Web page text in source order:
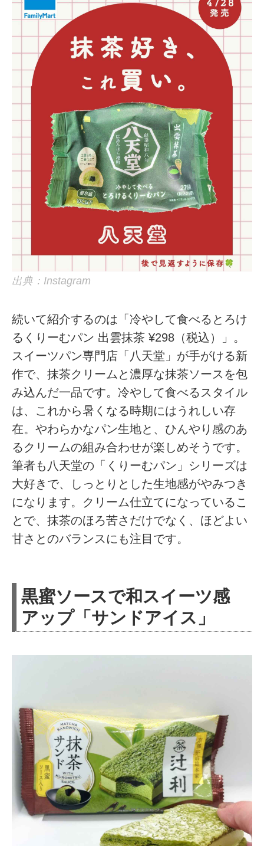
出典：Instagram
続いて紹介するのは「冷やして食べるとろけ
るくりーむパン 出雲抹茶 ¥298（税込）」。
スイーツパン専門店「八天堂」が手がける新
作で、抹茶クリームと濃厚な抹茶ソースを包
み込んだ一品です。冷やして食べるスタイル
は、これから暑くなる時期にはうれしい存
在。やわらかなパン生地と、ひんやり感のあ
るクリームの組み合わせが楽しめそうです。
筆者も八天堂の「くりーむパン」シリーズは
大好きで、しっとりとした生地感がやみつき
になります。クリーム仕立てになっているこ
とで、抹茶のほろ苦さだけでなく、ほどよい
甘さとのバランスにも注目です。
黒蜜ソースで和スイーツ感
アップ「サンドアイス」